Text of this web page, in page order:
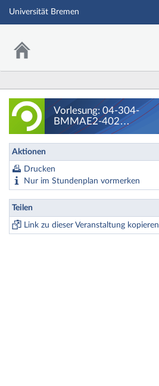
Universität Bremen
Vorlesung: 04-304-
BMMAE2-402
Mehrphasige Prozesse
und Systeme - Details
Aktionen
Drucken
Nur im Stundenplan vormerken
Teilen
Link zu dieser Veranstaltung kopieren